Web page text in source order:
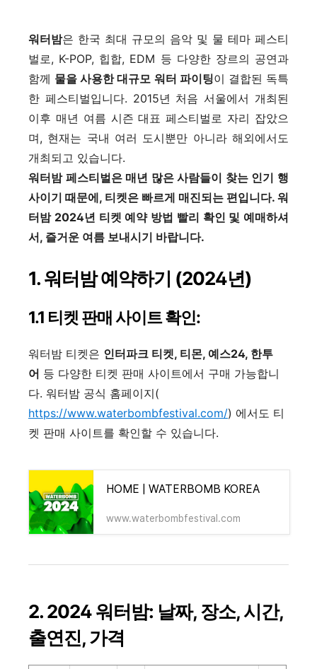
워터밤은 한국 최대 규모의 음악 및 물 테마 페스티
벌로, K-POP, 힙합, EDM 등 다양한 장르의 공연과
함께 물을 사용한 대규모 워터 파이팅이 결합된 독특
한 페스티벌입니다. 2015년 처음 서울에서 개최된
이후 매년 여름 시즌 대표 페스티벌로 자리 잡았으
며, 현재는 국내 여러 도시뿐만 아니라 해외에서도
개최되고 있습니다.
워터밤 페스티벌은 매년 많은 사람들이 찾는 인기 행
사이기 때문에, 티켓은 빠르게 매진되는 편입니다. 워
터밤 2024년 티켓 예약 방법 빨리 확인 및 예매하셔
서, 즐거운 여름 보내시기 바랍니다.
1. 워터밤 예약하기 (2024년)
1.1 티켓 판매 사이트 확인:
워터밤 티켓은 인터파크 티켓, 티몬, 예스24, 한투
어 등 다양한 티켓 판매 사이트에서 구매 가능합니
다. 워터밤 공식 홈페이지(
https://www.waterbombfestival.com/) 에서도 티
켓 판매 사이트를 확인할 수 있습니다.
HOME | WATERBOMB KOREA
www.waterbombfestival.com
2. 2024 워터밤: 날짜, 장소, 시간,
출연진, 가격